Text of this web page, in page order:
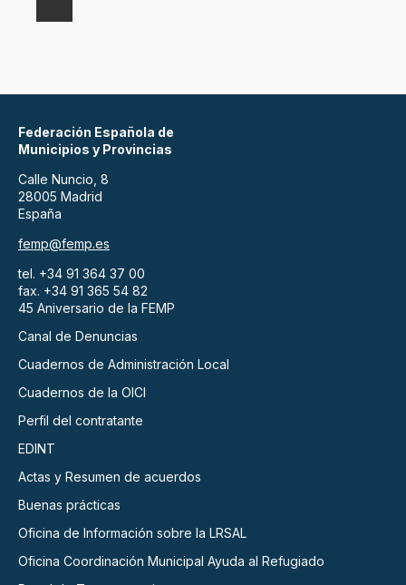
Federación Española de
Municipios y Provincias
Calle Nuncio, 8
28005 Madrid
España
femp@femp.es
tel. +34 91 364 37 00
fax. +34 91 365 54 82
45 Aniversario de la FEMP
Canal de Denuncias
Cuadernos de Administración Local
Cuadernos de la OICI
Perfil del contratante
EDINT
Actas y Resumen de acuerdos
Buenas prácticas
Oficina de Información sobre la LRSAL
Oficina Coordinación Municipal Ayuda al Refugiado